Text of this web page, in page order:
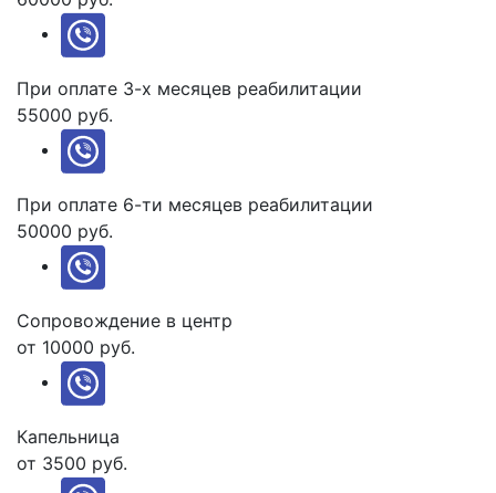
При оплате 3-х месяцев реабилитации
55000 руб.
При оплате 6-ти месяцев реабилитации
50000 руб.
Сопровождение в центр
от 10000 руб.
Капельница
от 3500 руб.